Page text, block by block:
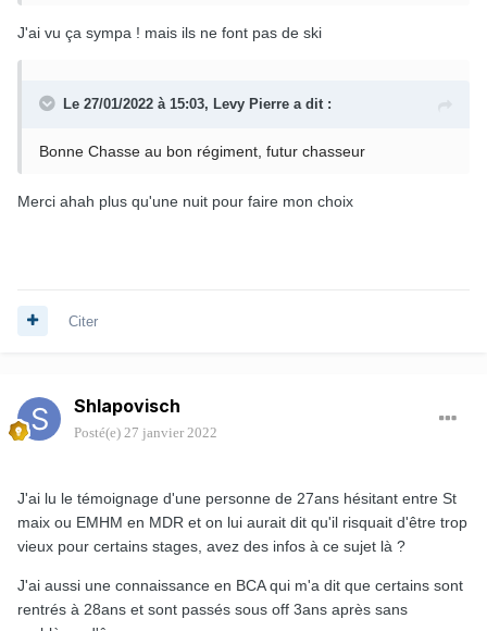
J'ai vu ça sympa ! mais ils ne font pas de ski
Le 27/01/2022 à 15:03, Levy Pierre a dit :
Bonne Chasse au bon régiment, futur chasseur
Merci ahah plus qu'une nuit pour faire mon choix
Citer
Shlapovisch
Posté(e) 27 janvier 2022
J'ai lu le témoignage d'une personne de 27ans hésitant entre St
maix ou EMHM en MDR et on lui aurait dit qu'il risquait d'être trop
vieux pour certains stages, avez des infos à ce sujet là ?
J'ai aussi une connaissance en BCA qui m'a dit que certains sont
rentrés à 28ans et sont passés sous off 3ans après sans